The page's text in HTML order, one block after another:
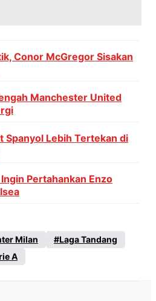
Conor McGregor Sisakan
Manchester United
Spanyol Lebih Tertekan di
Pertahankan Enzo
Milan
Laga Tandang
A